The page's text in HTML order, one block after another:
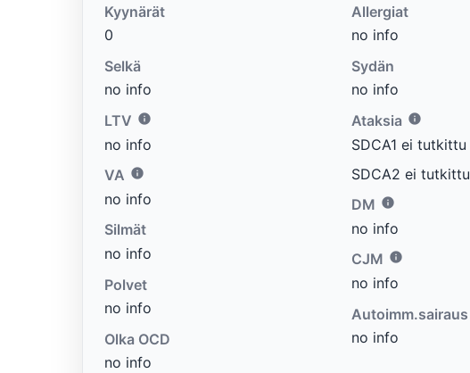
Kyynärät
0
Selkä
no info
LTV
no info
VA
no info
Silmät
no info
Polvet
no info
Olka OCD
no info
Allergiat
no info
Sydän
no info
Ataksia
SDCA1 ei tutkittu
SDCA2 ei tutkittu
DM
no info
CJM
no info
Autoimm.sairaus
no info